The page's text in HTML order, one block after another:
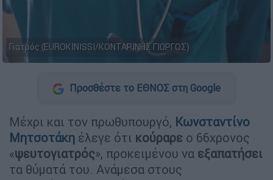
Γιατρός (EUROKINISSI/ΚΟΝΤΑΡΙΝΗΣ ΓΙΩΡΓΟΣ)
Προσθέστε το ΕΘΝΟΣ στη Google
Μέχρι και τον πρωθυπουργό, Κωνσταντίνο
Μητσοτάκη έλεγε ότι κούραρε ο 66χρονος
«ψευτογιατρός», προκειμένου να εξαπατήσει
τα θύματά του. Ανάμεσα στους